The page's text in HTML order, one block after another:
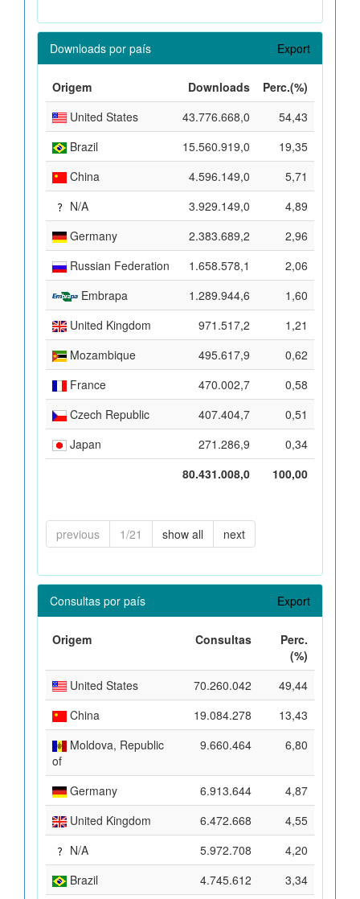
Downloads por país Export
Origem Downloads
Perc.(%)
United States
43.776.668,0
54,43
Brazil
15.560.919,0
19,35
China
4.596.149,0
5,71
N/A
3.929.149,0
4,89
Germany
2.383.689,2
2,96
Russian Federation
1.658.578,1
2,06
Embrapa
1.289.944,6
1,60
United Kingdom
971.517,2
1,21
Mozambique
495.617,9
0,62
France
470.002,7
0,58
Czech Republic
407.404,7
0,51
Japan
271.286,9
0,34
80.431.008,0
100,00
previous 1/21 show all next
Consultas por país Export
Origem Consultas
Perc.
(%)
United States
70.260.042
49,44
China
19.084.278
13,43
Moldova, Republic
of
9.660.464 6,80
Germany 6.913.644
4,87
United Kingdom
6.472.668
4,55
N/A
5.972.708
4,20
Brazil
4.745.612
3,34